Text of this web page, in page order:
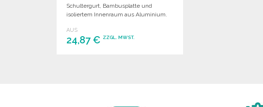
Schultergurt, Bambusplatte und
isoliertem Innenraum aus Aluminium.
AUS
24,87 € ZZGL. MWST.